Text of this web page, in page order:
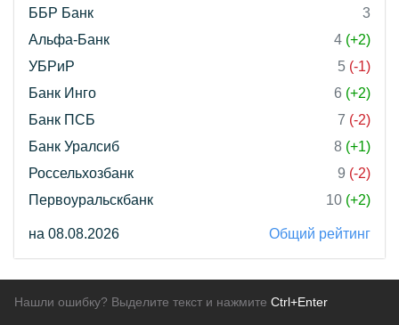
ББР Банк
3
Альфа-Банк
4 (+2)
УБРиР
5 (-1)
Банк Инго
6 (+2)
Банк ПСБ
7 (-2)
Банк Уралсиб
8 (+1)
Россельхозбанк
9 (-2)
Первоуральскбанк
10 (+2)
на 08.08.2026 Общий рейтинг
Нашли ошибку? Выделите текст и нажмите Ctrl+Enter